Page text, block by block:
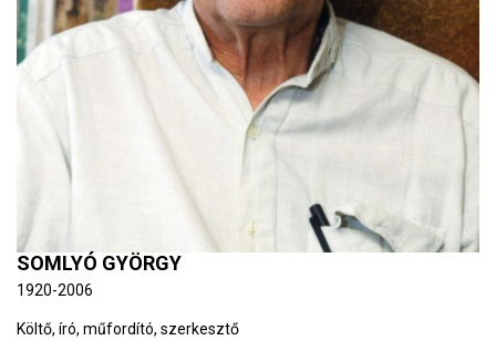
SOMLYÓ GYÖRGY
1920-2006
Költő, író, műfordító, szerkesztő